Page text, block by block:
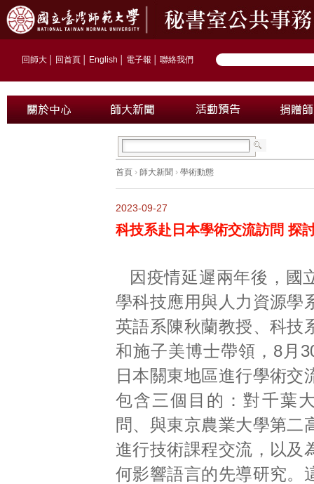
回師大 回首頁 English 電子報 聯絡我們
首頁 › 師大新聞 › 學術動態
2023-09-27
科技系赴日本學術交流訪問 探
因疫情延遲兩年後，國
學科技應用與人力資源學
英語系陳秋蘭教授、科技
和施子美博士帶領，8月
日本關東地區進行學術交
包含三個目的：對千葉
問、與東京農業大學第二
進行技術課程交流，以及
何影響語言的先導研究。